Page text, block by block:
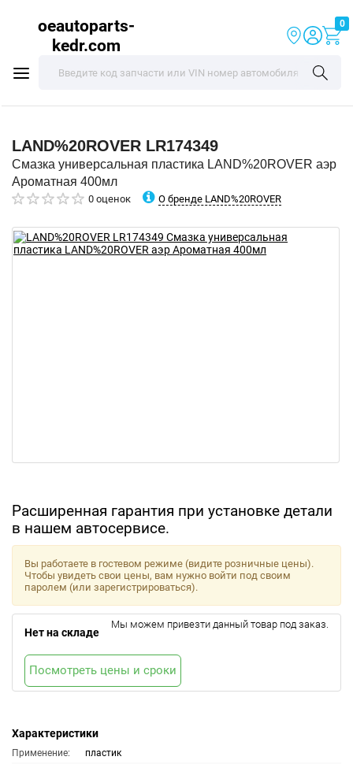
oeautoparts-
kedr.com
0
LAND%20ROVER LR174349
Смазка универсальная пластика LAND%20ROVER аэр
Ароматная 400мл
0 оценок О бренде LAND%20ROVER
Расширенная гарантия при установке детали
в нашем автосервисе.
Характеристики
Применение:
пластик
Вы работаете в гостевом режиме (видите розничные цены).
Чтобы увидеть свои цены, вам нужно войти под своим
паролем (или зарегистрироваться).
Нет на складе
Мы можем привезти данный товар под заказ.
Посмотреть цены и сроки